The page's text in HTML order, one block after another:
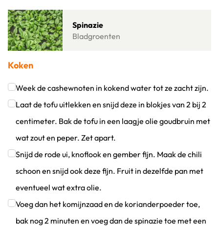
Spinazie
Bladgroenten
Lees meer over Spinazie
Koken
Week de cashewnoten in kokend water tot ze zacht zijn.
Klik om dit selectievakje aan te vinken
Laat de tofu uitlekken en snijd deze in blokjes van 2 bij 2
centimeter. Bak de tofu in een laagje olie goudbruin met
wat zout en peper. Zet apart.
Klik om dit selectievakje aan te vinken
Snijd de rode ui, knoflook en gember fijn. Maak de chili
schoon en snijd ook deze fijn. Fruit in dezelfde pan met
eventueel wat extra olie.
Klik om dit selectievakje aan te vinken
Voeg dan het komijnzaad en de korianderpoeder toe,
bak nog 2 minuten en voeg dan de spinazie toe met een